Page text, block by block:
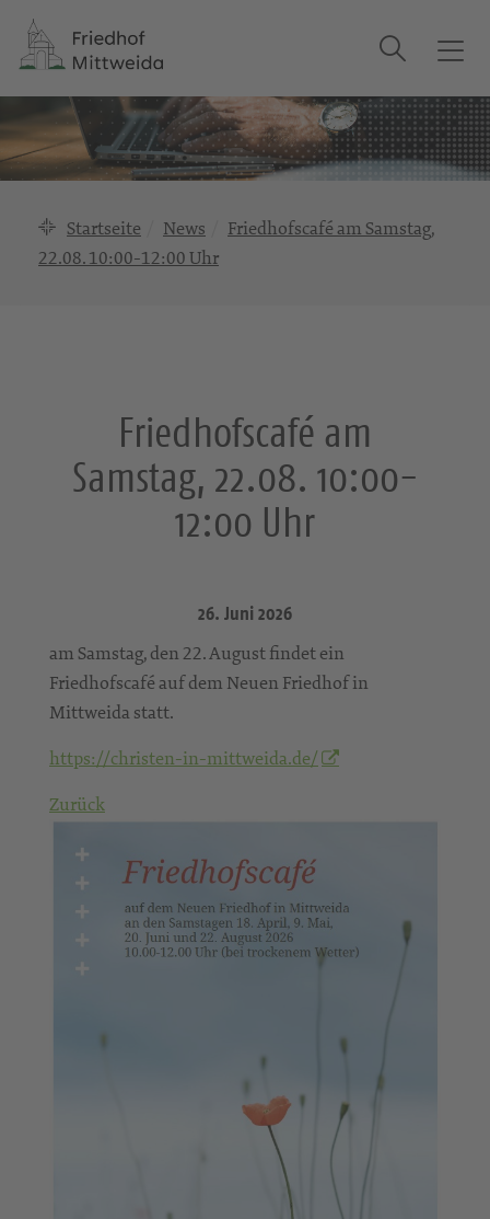
T
g
g
l
Suche
Startseite News
Friedhofscafé am Samstag,
22.08. 10:00-12:00 Uhr
Friedhofscafé am
Samstag, 22.08. 10:00-
12:00 Uhr
26. Juni 2026
am Samstag, den 22. August findet ein
Friedhofscafé auf dem Neuen Friedhof in
Mittweida statt.
https://christen-in-mittweida.de/
Zurück